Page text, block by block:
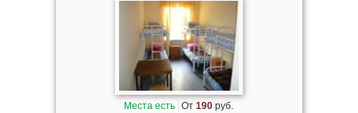
Места есть От190 руб.